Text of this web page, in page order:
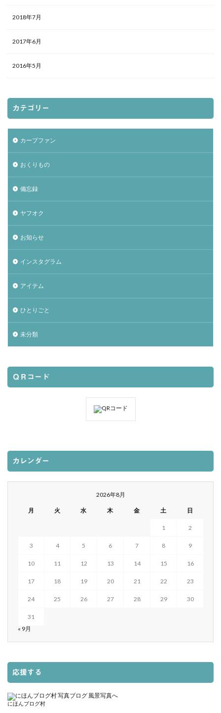
2018年7月
2017年6月
2016年5月
カテゴリー
カープファン
おくりもの
備忘録
ヤフオク
お知らせ
インスタグラム
アイテム
ひとりごと
未分類
ＱＲコード
カレンダー
2026年8月
月 火 水 木 金 土 日
1 2
3 4 5 6 7 8 9
10 11 12 13 14 15 16
17 18 19 20 21 22 23
24 25 26 27 28 29 30
31
« 9月
応援する
にほんブログ村